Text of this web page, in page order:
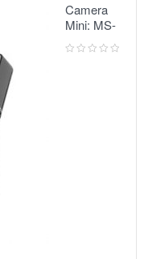
Camera
Mini: MS-
5068